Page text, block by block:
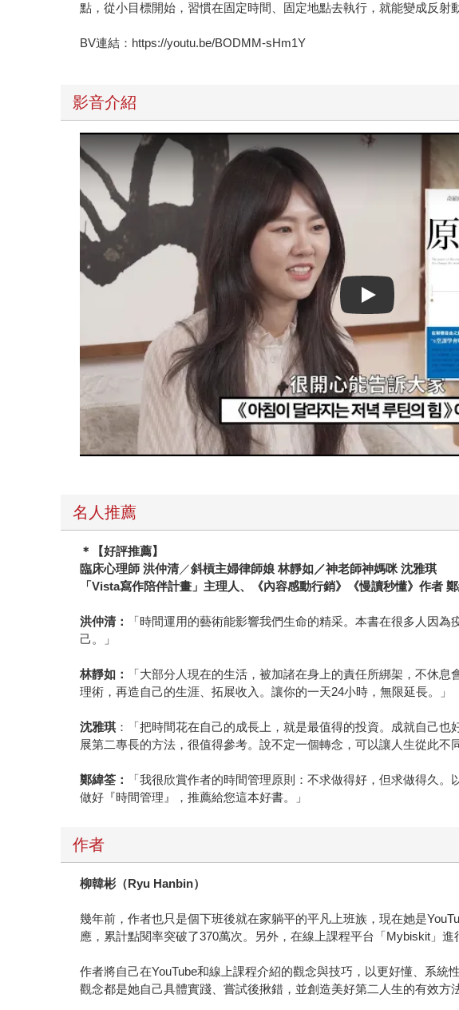
點，從小目標開始，習慣在固定時間、固定地點去執行，就能變成反
BV連結：https://youtu.be/BODMM-sHm1Y
影音介紹
Play video
名人推薦
＊【好評推薦】
臨床心理師 洪仲清／斜槓主婦律師娘 林靜如／神老師神媽咪 沈雅琪
「Vista寫作陪伴計畫」主理人、《內容感動行銷》《慢讀秒懂》作者
洪仲清：
「時間運用的藝術能影響我們生命的精采。本書在很多人因
己。」
林靜如：
「大部分人現在的生活，被加諸在身上的責任所綁架，不休
理術，再造自己的生涯、拓展收入。讓你的一天24小時，無限延長。」
沈雅琪 ：「把時間花在自己的成長上，就是最值得的投資。成就自己
展第二專長的方法，很值得參考。說不定一個轉念，可以讓人生從此不
鄭緯筌：
「我很欣賞作者的時間管理原則：不求做得好，但求做得久
做好『時間管理』，推薦給您這本好書。」
作者
柳韓彬（Ryu Hanbin）
幾年前，作者也只是個下班後就在家躺平的平凡上班族，現在她是
應，累計點閱率突破了370萬次。另外，在線上課程平台「Mybiskit」
作者將自己在YouTube和線上課程介紹的觀念與技巧，以更好懂、系
觀念都是她自己具體實踐、嘗試後揪錯，並創造美好第二人生的有效